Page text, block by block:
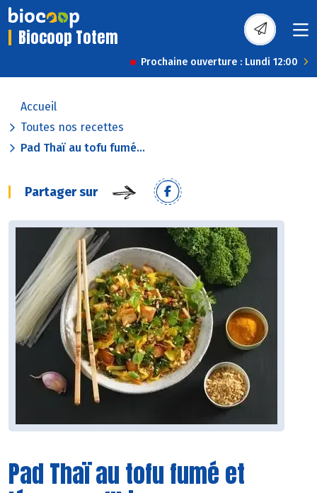
Biocoop Totem
Prochaine ouverture : Lundi 12:00
Accueil
Toutes nos recettes
Pad Thaï au tofu fumé...
Partager sur
Pad Thaï au tofu fumé et